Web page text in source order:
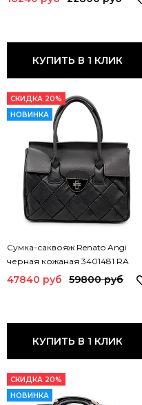
КУПИТЬ В 1 КЛИК
СКИДКА 20%
НОВИНКА
Сумка-саквояж Renato Angi
черная кожаная 3401481 RA
NERO
47840 руб 59800 руб
КУПИТЬ В 1 КЛИК
СКИДКА 20%
НОВИНКА